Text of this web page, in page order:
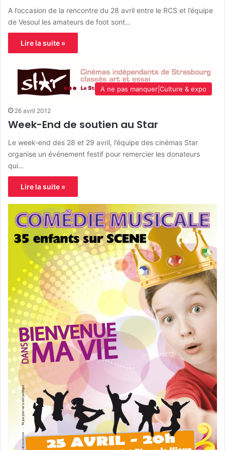
A l’occasion de la rencontre du 28 avril entre le RCS et l’équipe
de Vesoul les amateurs de foot sont…
Lire la suite »
A ne pas manquer|Culture & expo
26 avril 2012
Week-End de soutien au Star
Le week-end des 28 et 29 avril, l’équipe des cinémas Star
organise un événement festif pour remercier les donateurs
qui…
Lire la suite »